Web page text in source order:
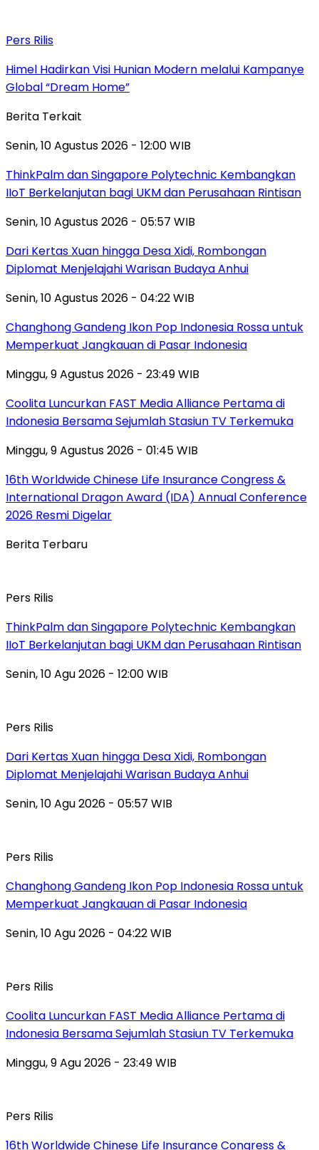
Pers Rilis
Himel Hadirkan Visi Hunian Modern melalui Kampanye
Global “Dream Home”
Berita Terkait
Senin, 10 Agustus 2026 - 12:00 WIB
ThinkPalm dan Singapore Polytechnic Kembangkan
IIoT Berkelanjutan bagi UKM dan Perusahaan Rintisan
Senin, 10 Agustus 2026 - 05:57 WIB
Dari Kertas Xuan hingga Desa Xidi, Rombongan
Diplomat Menjelajahi Warisan Budaya Anhui
Senin, 10 Agustus 2026 - 04:22 WIB
Changhong Gandeng Ikon Pop Indonesia Rossa untuk
Memperkuat Jangkauan di Pasar Indonesia
Minggu, 9 Agustus 2026 - 23:49 WIB
Coolita Luncurkan FAST Media Alliance Pertama di
Indonesia Bersama Sejumlah Stasiun TV Terkemuka
Minggu, 9 Agustus 2026 - 01:45 WIB
16th Worldwide Chinese Life Insurance Congress &
International Dragon Award (IDA) Annual Conference
2026 Resmi Digelar
Berita Terbaru
Pers Rilis
ThinkPalm dan Singapore Polytechnic Kembangkan
IIoT Berkelanjutan bagi UKM dan Perusahaan Rintisan
Senin, 10 Agu 2026 - 12:00 WIB
Pers Rilis
Dari Kertas Xuan hingga Desa Xidi, Rombongan
Diplomat Menjelajahi Warisan Budaya Anhui
Senin, 10 Agu 2026 - 05:57 WIB
Pers Rilis
Changhong Gandeng Ikon Pop Indonesia Rossa untuk
Memperkuat Jangkauan di Pasar Indonesia
Senin, 10 Agu 2026 - 04:22 WIB
Pers Rilis
Coolita Luncurkan FAST Media Alliance Pertama di
Indonesia Bersama Sejumlah Stasiun TV Terkemuka
Minggu, 9 Agu 2026 - 23:49 WIB
Pers Rilis
16th Worldwide Chinese Life Insurance Congress &